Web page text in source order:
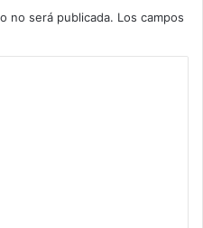
no será publicada. Los campos